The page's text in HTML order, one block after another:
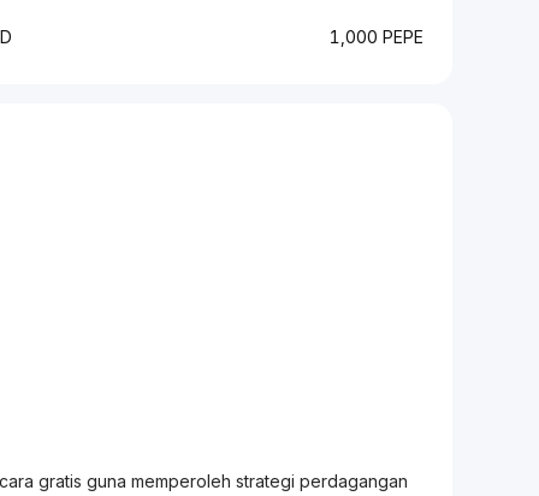
1,000 PEPE
gratis guna memperoleh strategi perdagangan